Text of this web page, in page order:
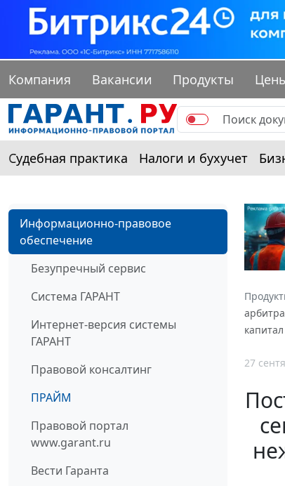
Компания Вакансии Продукты
Судебная практика Налоги и бухучет
Информационно-правовое
обеспечение
Безупречный сервис
Система ГАРАНТ
Интернет-версия системы
ГАРАНТ
Правовой консалтинг
ПРАЙМ
Правовой портал
www.garant.ru
Вести Гаранта
27